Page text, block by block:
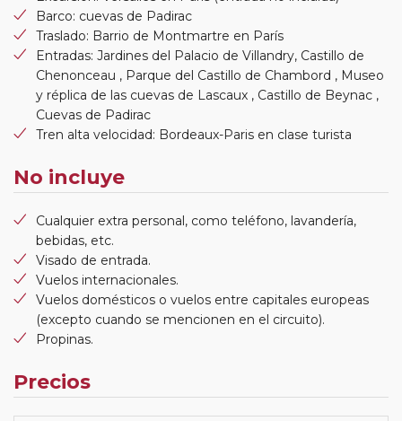
Barco: cuevas de Padirac
Traslado: Barrio de Montmartre en París
Entradas: Jardines del Palacio de Villandry, Castillo de
Chenonceau , Parque del Castillo de Chambord , Museo
y réplica de las cuevas de Lascaux , Castillo de Beynac ,
Cuevas de Padirac
Tren alta velocidad: Bordeaux-Paris en clase turista
No incluye
Cualquier extra personal, como teléfono, lavandería,
bebidas, etc.
Visado de entrada.
Vuelos internacionales.
Vuelos domésticos o vuelos entre capitales europeas
(excepto cuando se mencionen en el circuito).
Propinas.
Precios